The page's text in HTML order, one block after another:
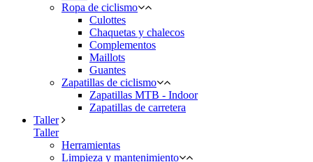
Ropa de ciclismo
Culottes
Chaquetas y chalecos
Complementos
Maillots
Guantes
Zapatillas de ciclismo
Zapatillas MTB - Indoor
Zapatillas de carretera
Taller
Taller
Herramientas
Limpieza y mantenimiento